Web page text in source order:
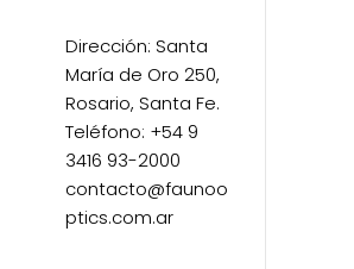
Dirección: Santa
María de Oro 250,
Rosario, Santa Fe.
Teléfono: +54 9
3416 93-2000
contacto@faunoo
ptics.com.ar